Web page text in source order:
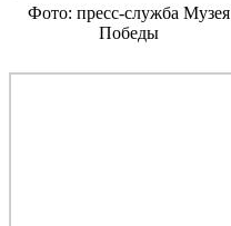
Фото: пресс-служба Музея
Победы